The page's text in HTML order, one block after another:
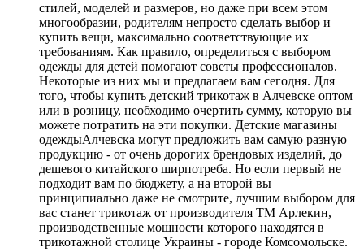
стилей, моделей и размеров, но даже при всем этом
многообразии, родителям непросто сделать выбор и
купить вещи, максимально соответствующие их
требованиям. Как правило, определиться с выбором
одежды для детей помогают советы профессионалов.
Некоторые из них мы и предлагаем вам сегодня. Для
того, чтобы купить детский трикотаж в Алчевске оптом
или в розницу, необходимо очертить сумму, которую вы
можете потратить на эти покупки. Детские магазины
одеждыАлчевска могут предложить вам самую разную
продукцию - от очень дорогих брендовых изделий, до
дешевого китайского ширпотреба. Но если первый не
подходит вам по бюджету, а на второй вы
принципиально даже не смотрите, лучшим выбором для
вас станет трикотаж от производителя ТМ Арлекин,
производственные мощности которого находятся в
трикотажной столице Украины - городе Комсомольске.